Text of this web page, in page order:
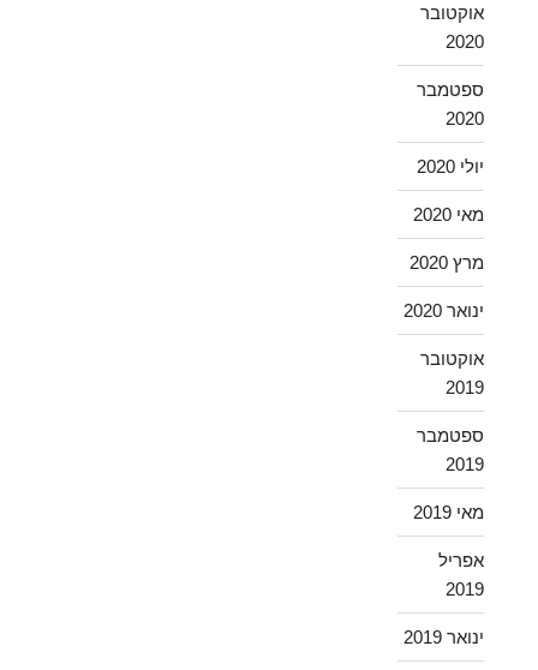
אוקטובר
2020
ספטמבר
2020
יולי 2020
מאי 2020
מרץ 2020
ינואר 2020
אוקטובר
2019
ספטמבר
2019
מאי 2019
אפריל
2019
ינואר 2019